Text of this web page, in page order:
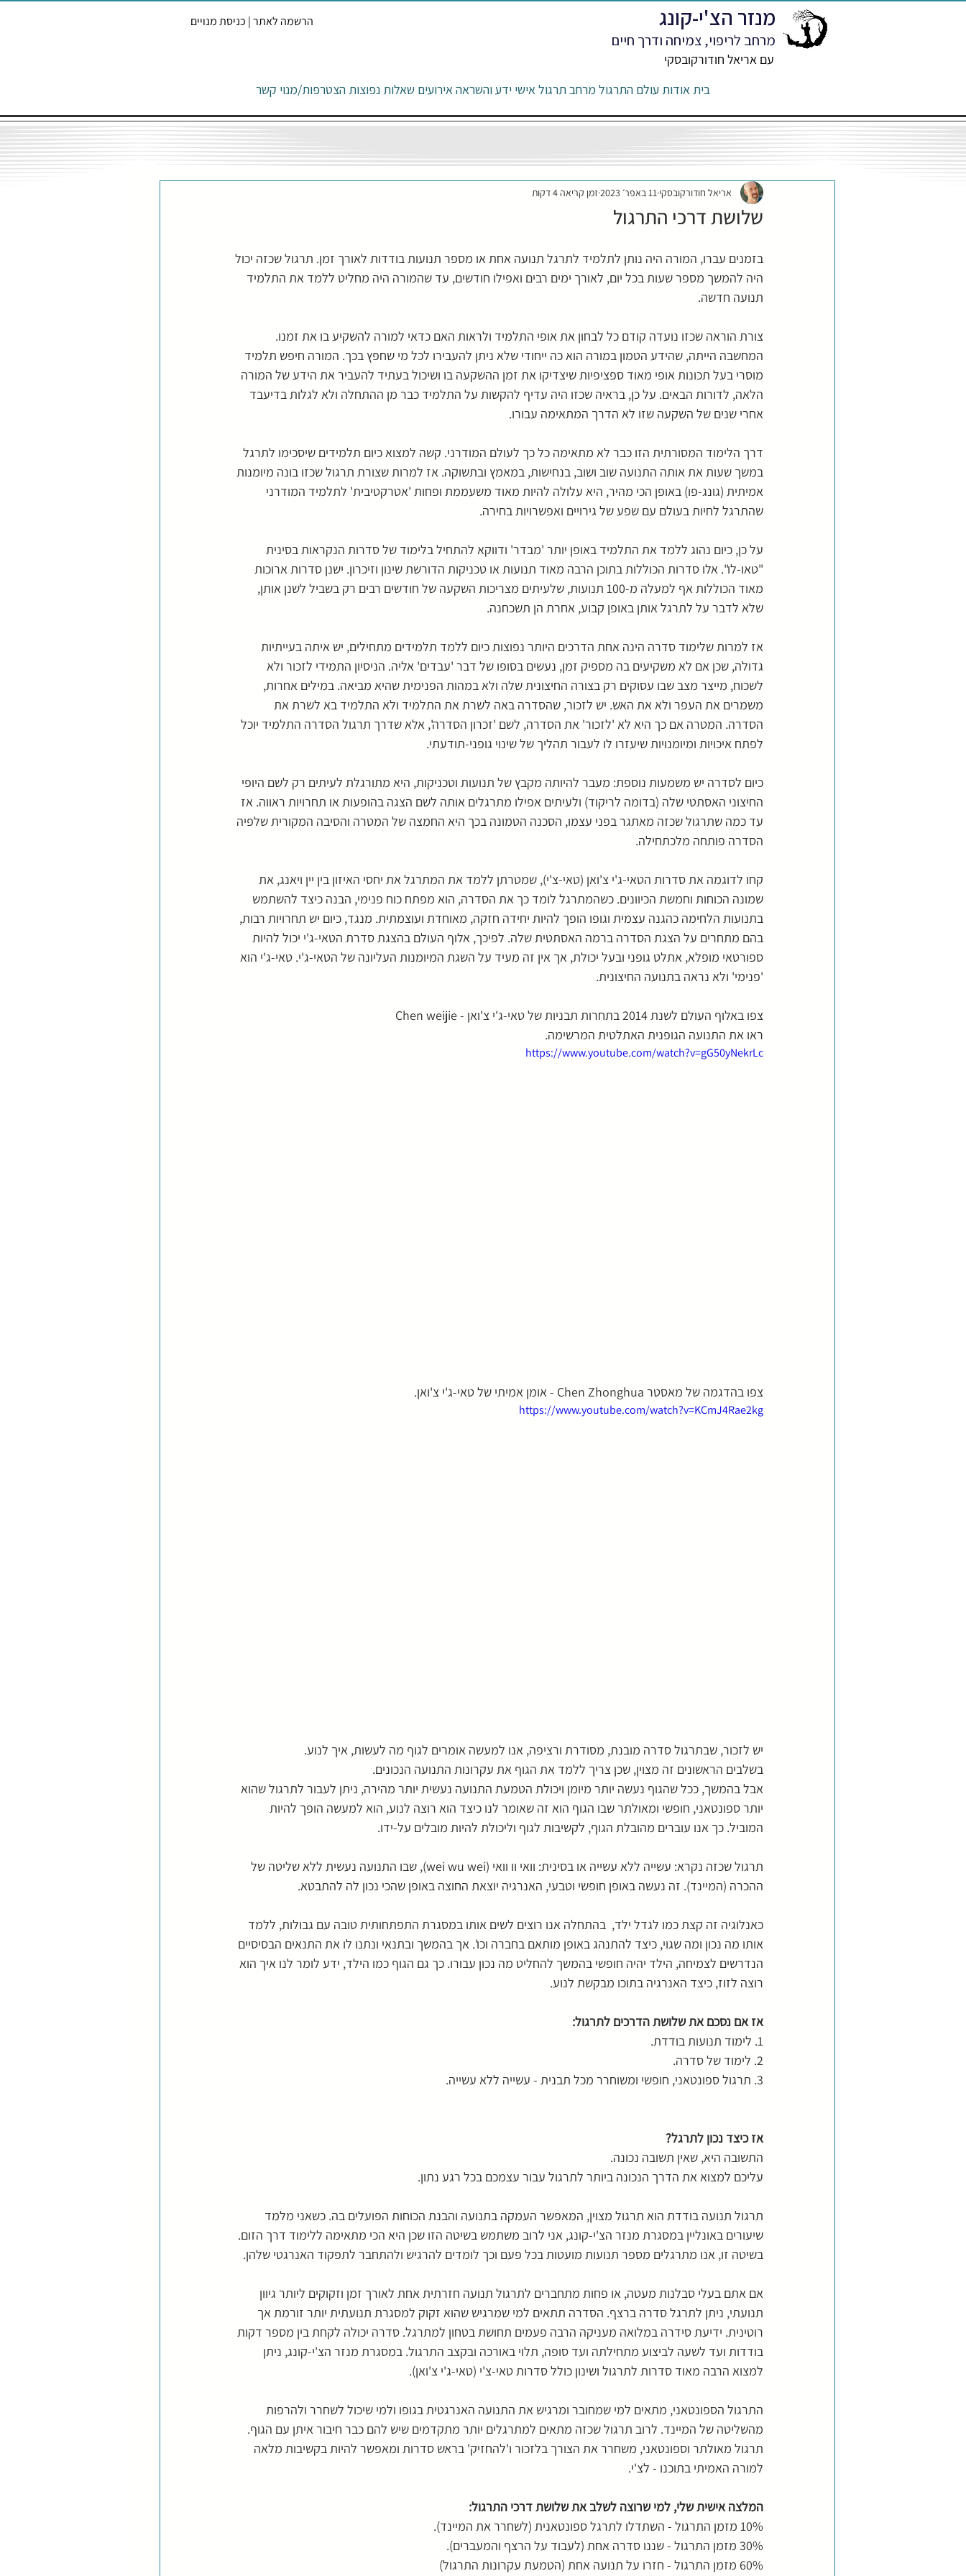
הרשמה לאתר | כניסת מנויים מנזר הצ'י-קונג
מרחב לריפוי, צמיחה ודרך חיים
עם אריאל חודורקובסקי
בית אודות עולם התרגול מרחב תרגול אישי ידע והשראהאירועים שאלות נפוצות הצטרפות/מנוי קשר
שלושת דרכי התרגול
אריאל חודורקובסקי 11 באפר׳ 2023 זמן קריאה 4 דקות
בזמנים עברו, המורה היה נותן לתלמיד לתרגל תנועה אחת או מספר תנועות בודדות לאורך זמן. תרגול שכזה יכול
היה להמשך מספר שעות בכל יום, לאורך ימים רבים ואפילו חודשים, עד שהמורה היה מחליט ללמד את התלמיד
תנועה חדשה.
צורת הוראה שכזו נועדה קודם כל לבחון את אופי התלמיד ולראות האם כדאי למורה להשקיע בו את זמנו.
המחשבה הייתה, שהידע הטמון במורה הוא כה ייחודי שלא ניתן להעבירו לכל מי שחפץ בכך. המורה חיפש תלמיד
מוסרי בעל תכונות אופי מאוד ספציפיות שיצדיקו את זמן ההשקעה בו ושיכול בעתיד להעביר את הידע של המורה
הלאה, לדורות הבאים. על כן, בראיה שכזו היה עדיף להקשות על התלמיד כבר מן ההתחלה ולא לגלות בדיעבד
אחרי שנים של השקעה שזו לא הדרך המתאימה עבורו.
דרך הלימוד המסורתית הזו כבר לא מתאימה כל כך לעולם המודרני. קשה למצוא כיום תלמידים שיסכימו לתרגל
במשך שעות את אותה התנועה שוב ושוב, בנחישות, במאמץ ובתשוקה. אז למרות שצורת תרגול שכזו בונה מיומנות
אמיתית (גונג-פו) באופן הכי מהיר, היא עלולה להיות מאוד משעממת ופחות 'אטרקטיבית' לתלמיד המודרני
שהתרגל לחיות בעולם עם שפע של גירויים ואפשרויות בחירה.
על כן, כיום נהוג ללמד את התלמיד באופן יותר 'מבדר' ודווקא להתחיל בלימוד של סדרות הנקראות בסינית
"טאו-לו". אלו סדרות הכוללות בתוכן הרבה מאוד תנועות או טכניקות הדורשת שינון וזיכרון. ישנן סדרות ארוכות
מאוד הכוללות אף למעלה מ-100 תנועות, שלעיתים מצריכות השקעה של חודשים רבים רק בשביל לשנן אותן,
שלא לדבר על לתרגל אותן באופן קבוע, אחרת הן תשכחנה.
אז למרות שלימוד סדרה הינה אחת הדרכים היותר נפוצות כיום ללמד תלמידים מתחילים, יש איתה בעייתיות
גדולה, שכן אם לא משקיעים בה מספיק זמן, נעשים בסופו של דבר 'עבדים' אליה. הניסיון התמידי לזכור ולא
לשכוח, מייצר מצב שבו עסוקים רק בצורה החיצונית שלה ולא במהות הפנימית שהיא מביאה. במילים אחרות,
משמרים את העפר ולא את האש. יש לזכור, שהסדרה באה לשרת את התלמיד ולא התלמיד בא לשרת את
הסדרה. המטרה אם כך היא לא 'לזכור' את הסדרה, לשם 'זכרון הסדרה', אלא שדרך תרגול הסדרה התלמיד יוכל
לפתח איכויות ומיומנויות שיעזרו לו לעבור תהליך של שינוי גופני-תודעתי.
כיום לסדרה יש משמעות נוספת: מעבר להיותה מקבץ של תנועות וטכניקות, היא מתורגלת לעיתים רק לשם היופי
החיצוני האסתטי שלה (בדומה לריקוד) ולעיתים אפילו מתרגלים אותה לשם הצגה בהופעות או תחרויות ראווה. אז
עד כמה שתרגול שכזה מאתגר בפני עצמו, הסכנה הטמונה בכך היא החמצה של המטרה והסיבה המקורית שלפיה
הסדרה פותחה מלכתחילה.
קחו לדוגמה את סדרות הטאי-ג'י צ'ואן (טאי-צ'י), שמטרתן ללמד את המתרגל את יחסי האיזון בין יין ויאנג, את
שמונה הכוחות וחמשת הכיוונים. כשהמתרגל לומד כך את הסדרה, הוא מפתח כוח פנימי, הבנה כיצד להשתמש
בתנועות הלחימה כהגנה עצמית וגופו הופך להיות יחידה חזקה, מאוחדת ועוצמתית. מנגד, כיום יש תחרויות רבות,
בהם מתחרים על הצגת הסדרה ברמה האסתטית שלה. לפיכך, אלוף העולם בהצגת סדרת הטאי-ג'י יכול להיות
ספורטאי מופלא, אתלט גופני ובעל יכולת, אך אין זה מעיד על השגת המיומנות העליונה של הטאי-ג'י. טאי-ג'י הוא
'פנימי' ולא נראה בתנועה החיצונית.
צפו באלוף העולם לשנת 2014 בתחרות תבניות של טאי-ג'י צ'ואן - Chen weijie
ראו את התנועה הגופנית האתלטית המרשימה.
https://www.youtube.com/watch?v=gG50yNekrLc
צפו בהדגמה של מאסטר Chen Zhonghua - אומן אמיתי של טאי-ג'י צ'ואן.
https://www.youtube.com/watch?v=KCmJ4Rae2kg
יש לזכור, שבתרגול סדרה מובנת, מסודרת ורציפה, אנו למעשה אומרים לגוף מה לעשות, איך לנוע.
בשלבים הראשונים זה מצוין, שכן צריך ללמד את הגוף את עקרונות התנועה הנכונים.
אבל בהמשך, ככל שהגוף נעשה יותר מיומן ויכולת הטמעת התנועה נעשית יותר מהירה, ניתן לעבור לתרגול שהוא
יותר ספונטאני, חופשי ומאולתר שבו הגוף הוא זה שאומר לנו כיצד הוא רוצה לנוע, הוא למעשה הופך להיות
המוביל. כך אנו עוברים מהובלת הגוף, לקשיבות לגוף וליכולת להיות מובלים על-ידו.
תרגול שכזה נקרא: עשייה ללא עשייה או בסינית: וואי וו וואי (wei wu wei), שבו התנועה נעשית ללא שליטה של
ההכרה (המיינד). זה נעשה באופן חופשי וטבעי, האנרגיה יוצאת החוצה באופן שהכי נכון לה להתבטא.
כאנלוגיה זה קצת כמו לגדל ילד,  בהתחלה אנו רוצים לשים אותו במסגרת התפתחותית טובה עם גבולות, ללמד
אותו מה נכון ומה שגוי, כיצד להתנהג באופן מותאם בחברה וכו'. אך בהמשך ובתנאי ונתנו לו את התנאים הבסיסיים
הנדרשים לצמיחה, הילד יהיה חופשי בהמשך להחליט מה נכון עבורו. כך גם הגוף כמו הילד, ידע לומר לנו איך הוא
רוצה לזוז, כיצד האנרגיה בתוכו מבקשת לנוע.
אז אם נסכם את שלושת הדרכים לתרגול:
1. לימוד תנועות בודדת.
2. לימוד של סדרה.
3. תרגול ספונטאני, חופשי ומשוחרר מכל תבנית - עשייה ללא עשייה.
אז כיצד נכון לתרגל?
התשובה היא, שאין תשובה נכונה.
עליכם למצוא את הדרך הנכונה ביותר לתרגול עבור עצמכם בכל רגע נתון.
תרגול תנועה בודדת הוא תרגול מצוין, המאפשר העמקה בתנועה והבנת הכוחות הפועלים בה. כשאני מלמד
שיעורים באונליין במסגרת מנזר הצ'י-קונג, אני לרוב משתמש בשיטה הזו שכן היא הכי מתאימה ללימוד דרך הזום.
בשיטה זו, אנו מתרגלים מספר תנועות מועטות בכל פעם וכך לומדים להרגיש ולהתחבר לתפקוד האנרגטי שלהן.
אם אתם בעלי סבלנות מעטה, או פחות מתחברים לתרגול תנועה חזרתית אחת לאורך זמן וזקוקים ליותר גיוון
תנועתי, ניתן לתרגל סדרה ברצף. הסדרה תתאים למי שמרגיש שהוא זקוק למסגרת תנועתית יותר זורמת אך
רוטינית. ידיעת סידרה במלואה מעניקה הרבה פעמים תחושת בטחון למתרגל. סדרה יכולה לקחת בין מספר דקות
בודדות ועד לשעה לביצוע מתחילתה ועד סופה, תלוי באורכה ובקצב התרגול. במסגרת מנזר הצ'י-קונג, ניתן
למצוא הרבה מאוד סדרות לתרגול ושינון כולל סדרות טאי-צ'י (טאי-ג'י צ'ואן).
התרגול הספונטאני, מתאים למי שמחובר ומרגיש את התנועה האנרגטית בגופו ולמי שיכול לשחרר ולהרפות
מהשליטה של המיינד. לרוב תרגול שכזה מתאים למתרגלים יותר מתקדמים שיש להם כבר חיבור איתן עם הגוף.
תרגול מאולתר וספונטאני, משחרר את הצורך בלזכור ו'להחזיק' בראש סדרות ומאפשר להיות בקשיבות מלאה
למורה האמיתי בתוכנו - לצ'י.
המלצה אישית שלי, למי שרוצה לשלב את שלושת דרכי התרגול:
10% מזמן התרגול - השתדלו לתרגל ספונטאנית (לשחרר את המיינד).
30% מזמן התרגול - שננו סדרה אחת (לעבוד על הרצף והמעברים).
60% מזמן התרגול - חזרו על תנועה אחת (הטמעת עקרונות התרגול)